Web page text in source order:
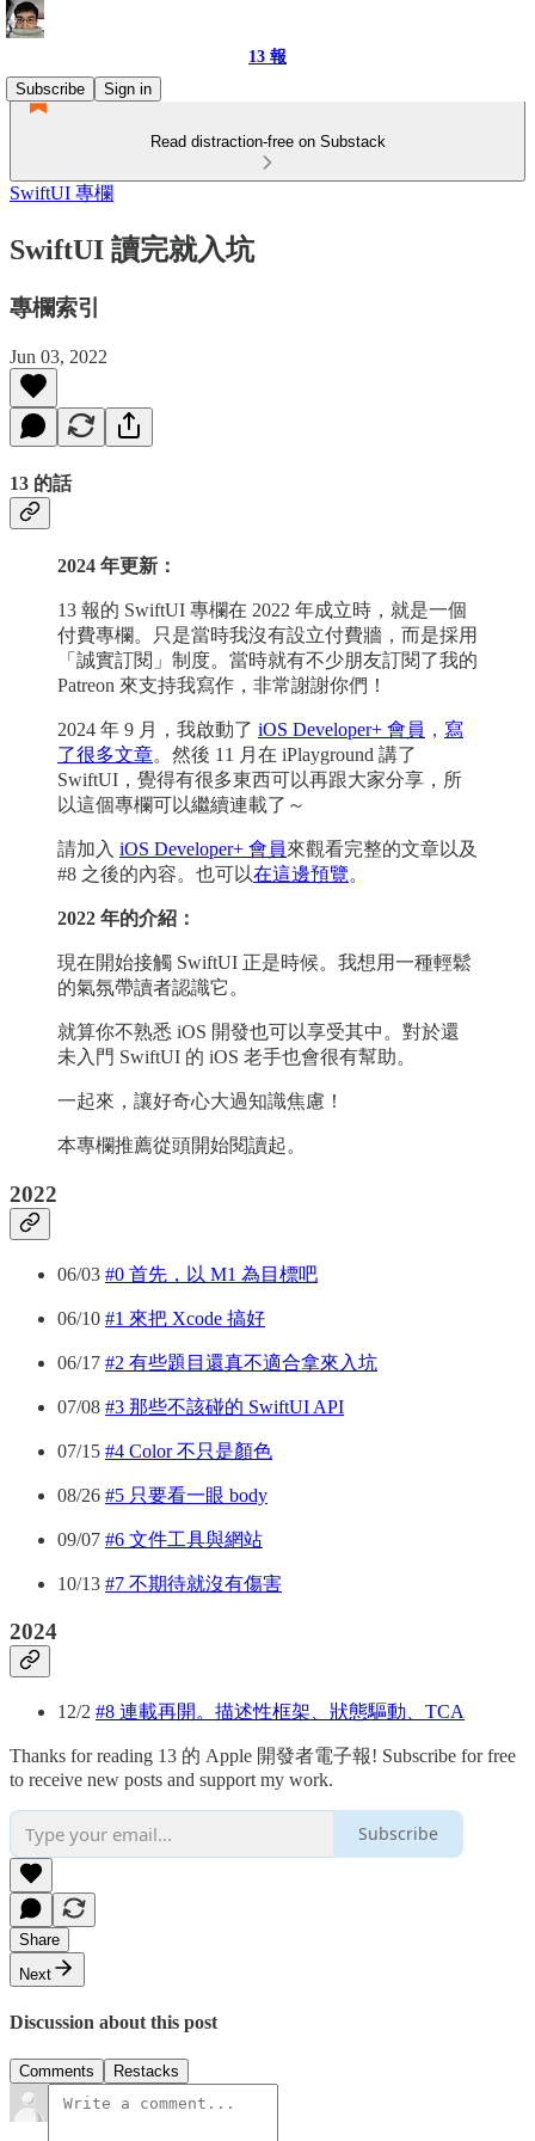
13 報
Subscribe
Sign in
Read distraction-free on Substack
SwiftUI 專欄
SwiftUI 讀完就入坑
專欄索引
Jun 03, 2022
13 的話
2024 年更新：
13 報的 SwiftUI 專欄在 2022 年成立時，就是一個
付費專欄。只是當時我沒有設立付費牆，而是採用
「誠實訂閱」制度。當時就有不少朋友訂閱了我的
Patreon 來支持我寫作，非常謝謝你們！
2024 年 9 月，我啟動了 iOS Developer+ 會員 ， 寫
了很多文章。然後 11 月在 iPlayground 講了
SwiftUI，覺得有很多東西可以再跟大家分享，所
以這個專欄可以繼續連載了～
請加入 iOS Developer+ 會員來觀看完整的文章以及
#8 之後的內容。也可以在這邊預覽。
2022 年的介紹：
現在開始接觸 SwiftUI 正是時候。我想用一種輕鬆
的氣氛帶讀者認識它。
就算你不熟悉 iOS 開發也可以享受其中。對於還
未入門 SwiftUI 的 iOS 老手也會很有幫助。
一起來，讓好奇心大過知識焦慮！
本專欄推薦從頭開始閱讀起。
2022
06/03 #0 首先，以 M1 為目標吧
06/10 #1 來把 Xcode 搞好
06/17 #2 有些題目還真不適合拿來入坑
07/08 #3 那些不該碰的 SwiftUI API
07/15 #4 Color 不只是顏色
08/26 #5 只要看一眼 body
09/07 #6 文件工具與網站
10/13 #7 不期待就沒有傷害
2024
12/2 #8 連載再開。描述性框架、狀態驅動、TCA
Thanks for reading 13 的 Apple 開發者電子報! Subscribe for free
to receive new posts and support my work.
Subscribe
Share
Next
Discussion about this post
Comments Restacks